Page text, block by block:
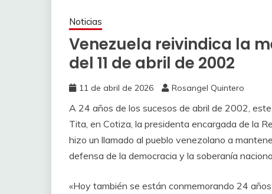
Noticias
Venezuela reivindica la
del 11 de abril de 2002
11 de abril de 2026 Rosangel Quintero
A 24 años de los sucesos de abril de 2002,
Tita, en Cotiza, la presidenta encargada de la
hizo un llamado al pueblo venezolano a
defensa de la democracia y la soberanía
«Hoy también se están conmemorando 24